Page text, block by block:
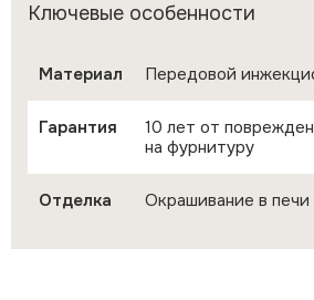
Ключевые особенности
Материал Передовой
Гарантия
10 лет от
на фурнитуру
Отделка Окрашивание в печи